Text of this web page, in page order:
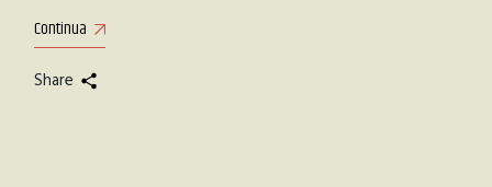
Continua
Share